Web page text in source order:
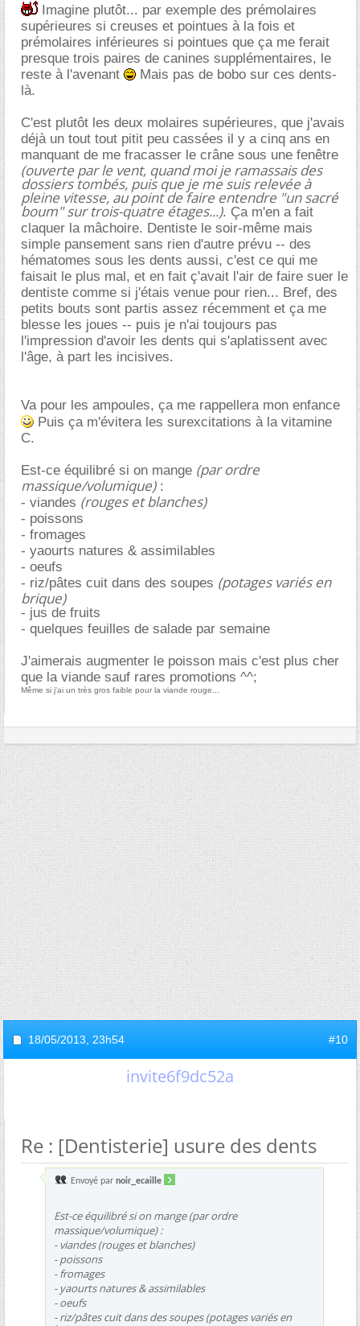
Imagine plutôt... par exemple des prémolaires
supérieures si creuses et pointues à la fois et
prémolaires inférieures si pointues que ça me ferait
presque trois paires de canines supplémentaires, le
reste à l'avenant
Mais pas de bobo sur ces dents-
là.
C'est plutôt les deux molaires supérieures, que j'avais
déjà un tout tout pitit peu cassées il y a cinq ans en
manquant de me fracasser le crâne sous une fenêtre
(ouverte par le vent, quand moi je ramassais des
dossiers tombés, puis que je me suis relevée à
pleine vitesse, au point de faire entendre "un sacré
boum"sur trois-quatre étages...). Ça m'en a fait
claquer la mâchoire. Dentiste le soir-même mais
simple pansement sans rien d'autre prévu -- des
hématomes sous les dents aussi, c'est ce qui me
faisait le plus mal, et en fait ç'avait l'air de faire suer le
dentiste comme si j'étais venue pour rien... Bref, des
petits bouts sont partis assez récemment et ça me
blesse les joues -- puis je n'ai toujours pas
l'impression d'avoir les dents qui s'aplatissent avec
l'âge, à part les incisives.
Va pour les ampoules, ça me rappellera mon enfance
Puis ça m'évitera les surexcitations à la vitamine
C.
Est-ce équilibré si on mange (par ordre
massique/volumique):
- viandes (rouges et blanches)
- poissons
- fromages
- yaourts natures & assimilables
- oeufs
- riz/pâtes cuit dans des soupes (potages variés en
brique)
- jus de fruits
- quelques feuilles de salade par semaine
J'aimerais augmenter le poisson mais c'est plus cher
que la viande sauf rares promotions ^^;
Même si j'ai un très gros faible pour la viande rouge...
18/05/2013, 23h54 #10
invite6f9dc52a
Re : [Dentisterie] usure des dents
Envoyé par noir_ecaille
Est-ce équilibré si on mange(par ordre
massique/volumique):
- viandes(rouges et blanches)
- poissons
- fromages
- yaourts natures & assimilables
- oeufs
- riz/pâtes cuit dans des soupes(potages variés en